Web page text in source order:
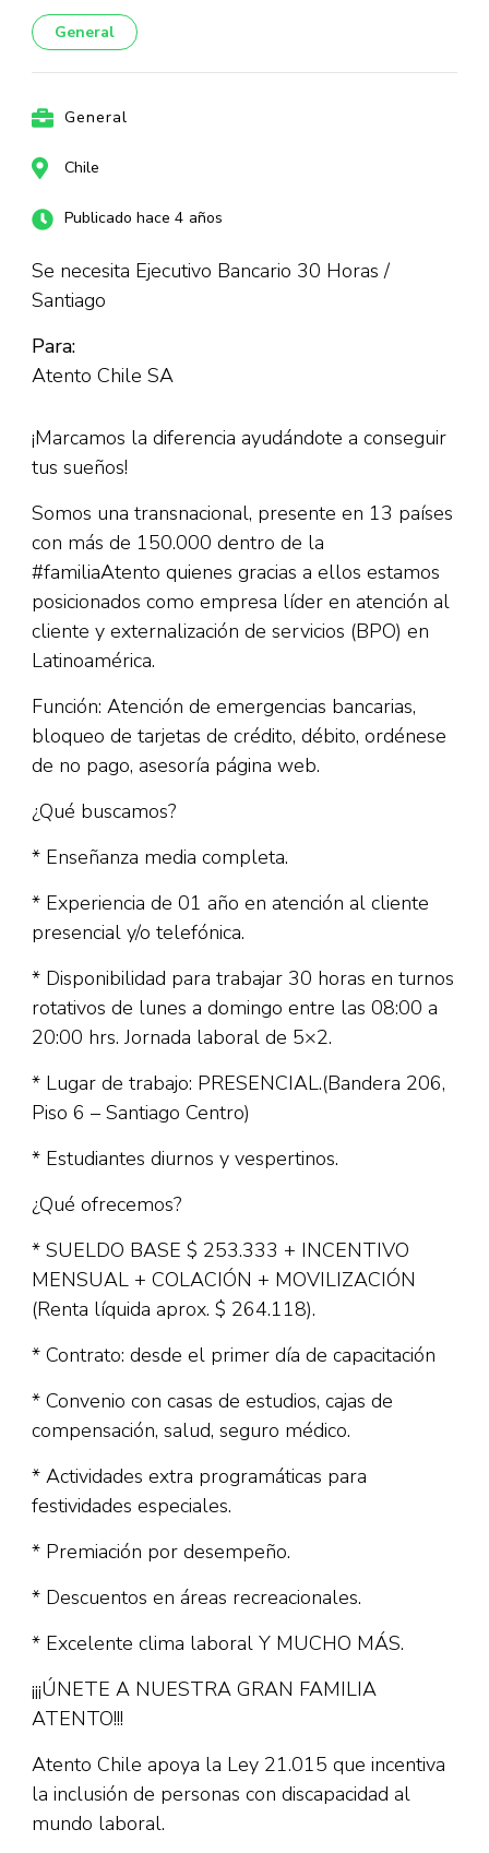
General
General
Chile
Publicado hace 4 años
Se necesita Ejecutivo Bancario 30 Horas /
Santiago
Para:
Atento Chile SA
¡Marcamos la diferencia ayudándote a conseguir
tus sueños!
Somos una transnacional, presente en 13 países
con más de 150.000 dentro de la
#familiaAtento quienes gracias a ellos estamos
posicionados como empresa líder en atención al
cliente y externalización de servicios (BPO) en
Latinoamérica.
Función: Atención de emergencias bancarias,
bloqueo de tarjetas de crédito, débito, ordénese
de no pago, asesoría página web.
¿Qué buscamos?
* Enseñanza media completa.
* Experiencia de 01 año en atención al cliente
presencial y/o telefónica.
* Disponibilidad para trabajar 30 horas en turnos
rotativos de lunes a domingo entre las 08:00 a
20:00 hrs. Jornada laboral de 5×2.
* Lugar de trabajo: PRESENCIAL.(Bandera 206,
Piso 6 – Santiago Centro)
* Estudiantes diurnos y vespertinos.
¿Qué ofrecemos?
* SUELDO BASE $ 253.333 + INCENTIVO
MENSUAL + COLACIÓN + MOVILIZACIÓN
(Renta líquida aprox. $ 264.118).
* Contrato: desde el primer día de capacitación
* Convenio con casas de estudios, cajas de
compensación, salud, seguro médico.
* Actividades extra programáticas para
festividades especiales.
* Premiación por desempeño.
* Descuentos en áreas recreacionales.
* Excelente clima laboral Y MUCHO MÁS.
¡¡¡ÚNETE A NUESTRA GRAN FAMILIA
ATENTO!!!
Atento Chile apoya la Ley 21.015 que incentiva
la inclusión de personas con discapacidad al
mundo laboral.